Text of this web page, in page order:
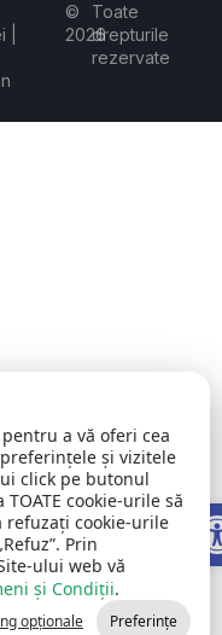
©
2026
Toate
drepturile
rezervate
a vă oferi cea
și vizitele
click pe butonul
cookie-urile să
refuzați cookie-urile
Prin
ului web vă
și Condiții.
opționale Preferințe